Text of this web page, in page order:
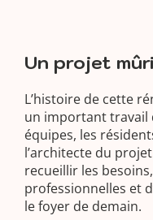
Un projet
L’histoire de cette
un important travail
équipes, les
l’architecte du
recueillir les
professionnelles et
le foyer de demain.